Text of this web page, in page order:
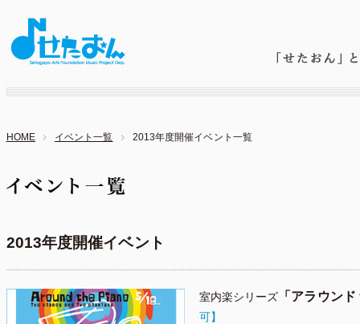
HOME イベント一覧 2013年度開催イベント一覧
2013年度開催イベント
室内楽シリーズ 「アラウン
可】